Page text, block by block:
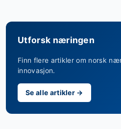
Utforsk næringen
Finn flere artikler om norsk
innovasjon.
Se alle artikler →